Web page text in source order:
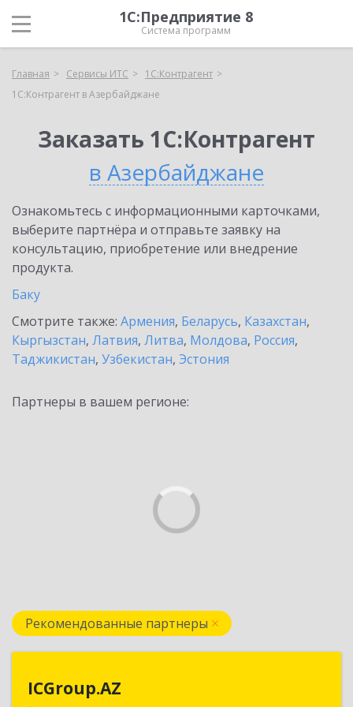
1С:Предприятие 8
Система программ
Главная Сервисы ИТС
1С:Контрагент
1С:Контрагент в Азербайджане
Заказать 1С:Контрагент
в Азербайджане
Ознакомьтесь с информационными карточками,
выберите партнёра и отправьте заявку на
консультацию, приобретение или внедрение
продукта.
Баку
Смотрите также: Армения, Беларусь, Казахстан,
Кыргызстан, Латвия, Литва, Молдова, Россия,
Таджикистан, Узбекистан, Эстония
Партнеры в вашем регионе:
Рекомендованные партнеры
ICGroup.AZ